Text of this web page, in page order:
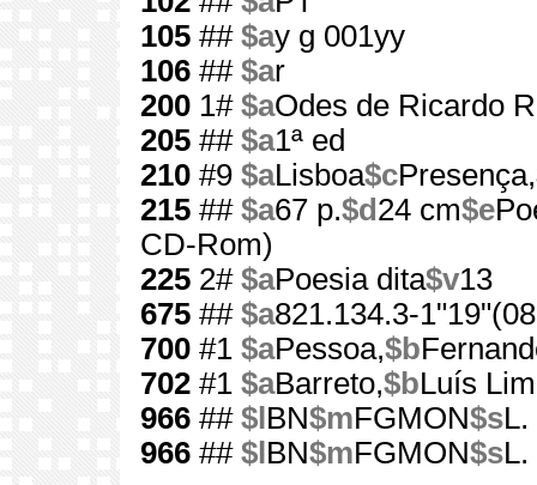
105 ## $ay g 001yy
106 ## $ar
200 1# $aOdes de Ricardo
205 ## $a1ª ed
210 #9 $aLisboa$cPresença,
215 ## $a67 p.$d 24 cm$e
CD-Rom)
225 2# $aPoesia dita$v13
675 ## $a821.134.3-
700 #1 $aPessoa,$b
702 #1 $aBarreto,$bLuís
966 ## $l BN$mFGMON$sL.
966 ## $l BN$mFGMON$sL.